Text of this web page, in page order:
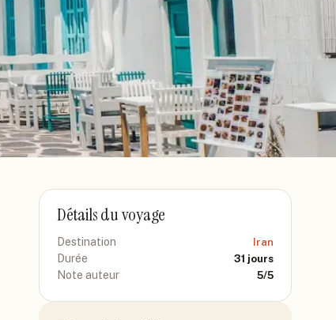
Détails du voyage
Destination Iran
Durée 31 jours
Note auteur 5/5